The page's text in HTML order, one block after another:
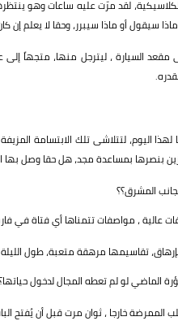
لقد مرّت عليه ساعات وهو
سيقول أو ماذا سيبرر، وحقا لا يعلم
السيارة ، ليترجل منها، متجهاً
اليوم، لتتلاشى تلك الابتسامة
بنصرها بمساعدة مجد، هل حقا وصل
المشرق؟؟
عالية ، مواصفات تتمناها أي فتاة في
تقاسيمها مرهقة متعبة، طول
الماضي لو لم تعطه المجال لدخول
الممرضة خارجا ، ثوان مرت قبل أن يُفتح